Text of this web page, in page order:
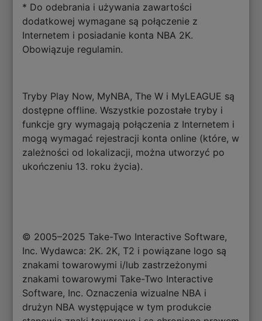
* Do odebrania i używania zawartości
dodatkowej wymagane są połączenie z
Internetem i posiadanie konta NBA 2K.
Obowiązuje regulamin.
Tryby Play Now, MyNBA, The W i MyLEAGUE są
dostępne offline. Wszystkie pozostałe tryby i
funkcje gry wymagają połączenia z Internetem i
mogą wymagać rejestracji konta online (które, w
zależności od lokalizacji, można utworzyć po
ukończeniu 13. roku życia).
© 2005–2025 Take-Two Interactive Software,
Inc. Wydawca: 2K. 2K, T2 i powiązane logo są
znakami towarowymi i/lub zastrzeżonymi
znakami towarowymi Take-Two Interactive
Software, Inc. Oznaczenia wizualne NBA i
drużyn NBA występujące w tym produkcie